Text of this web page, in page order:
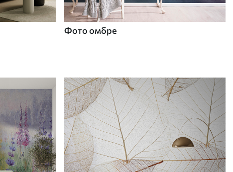
Фото омбре